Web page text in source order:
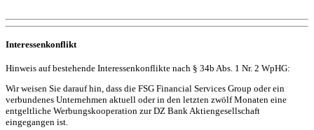
Interessenkonflikt
Hinweis auf bestehende Interessenkonflikte nach § 34b Abs. 1 Nr. 2 WpHG:
Wir weisen Sie darauf hin, dass die FSG Financial Services Group oder ein
verbundenes Unternehmen aktuell oder in den letzten zwölf Monaten eine
entgeltliche Werbungskooperation zur DZ Bank Aktiengesellschaft
eingegangen ist.